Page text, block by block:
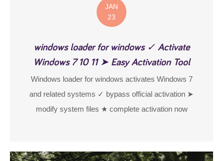
JAN
23
windows loader for windows ✓ Activate
Windows 7 10 11 ➤ Easy Activation Tool
Windows loader for windows activates Windows 7
and related systems ✓ bypass official activation ➤
modify system files ★ complete activation now